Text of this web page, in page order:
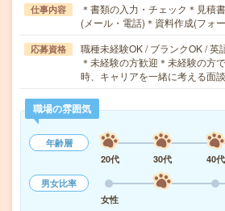
仕事内容
＊書類の入力・チェック＊見積
(メール・電話)＊資料作成(フォ
応募資格
職種未経験OK / ブランクOK / 英
＊未経験の方歓迎＊未経験の方
時、キャリアを一緒に考える面
職場の雰囲気
年齢層
20代
30代 40代
男女比率
女性